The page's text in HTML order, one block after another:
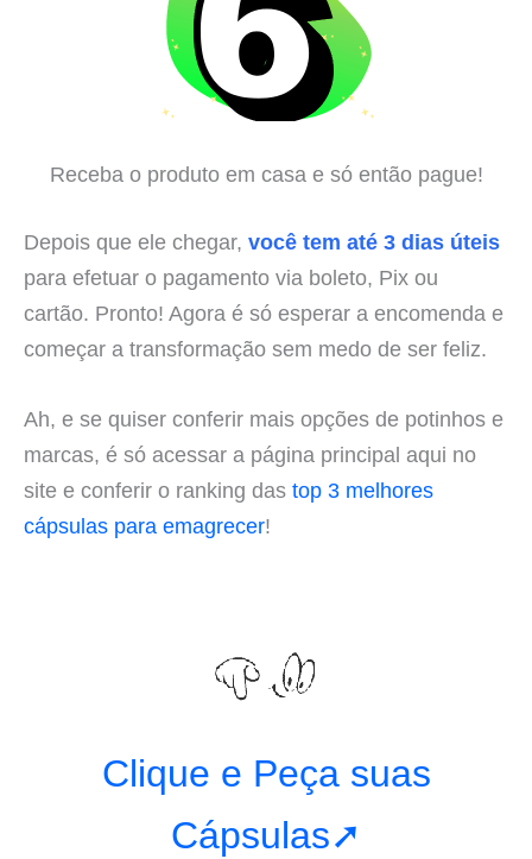
Receba o produto em casa e só então pague!
Depois que ele chegar, você tem até 3 dias úteis
para efetuar o pagamento via boleto, Pix ou
cartão. Pronto! Agora é só esperar a encomenda e
começar a transformação sem medo de ser feliz.
Ah, e se quiser conferir mais opções de potinhos e
marcas, é só acessar a página principal aqui no
site e conferir o ranking das top 3 melhores
cápsulas para emagrecer!
Clique e Peça suas
Cápsulas➚